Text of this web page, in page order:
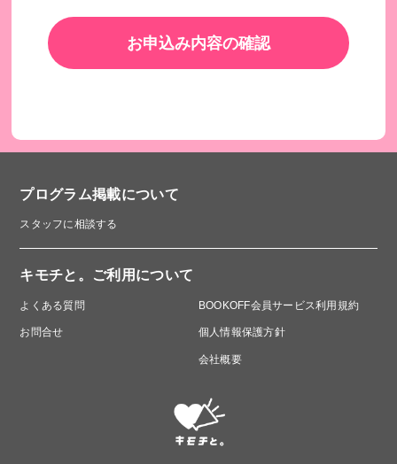
お申込み内容の確認
プログラム掲載について
スタッフに相談する
キモチと。ご利用について
よくある質問
お問合せ
BOOKOFF会員サービス利用規約
個人情報保護方針
会社概要